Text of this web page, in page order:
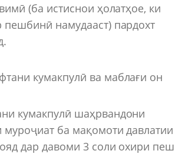
(ба истиснои ҳолатҳое, ки
пешбинӣ намудааст) пардохт
кумакпулӣ ва маблағи он
кумакпулӣ шаҳрвандони
муроҷиат ба мақомоти давлатии
дар давоми 3 соли охири пеш